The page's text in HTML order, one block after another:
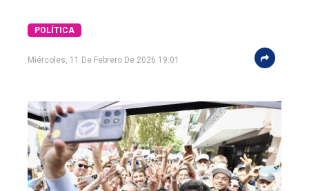
POLÍTICA
Miércoles, 11 De Febrero De 2026 19:01